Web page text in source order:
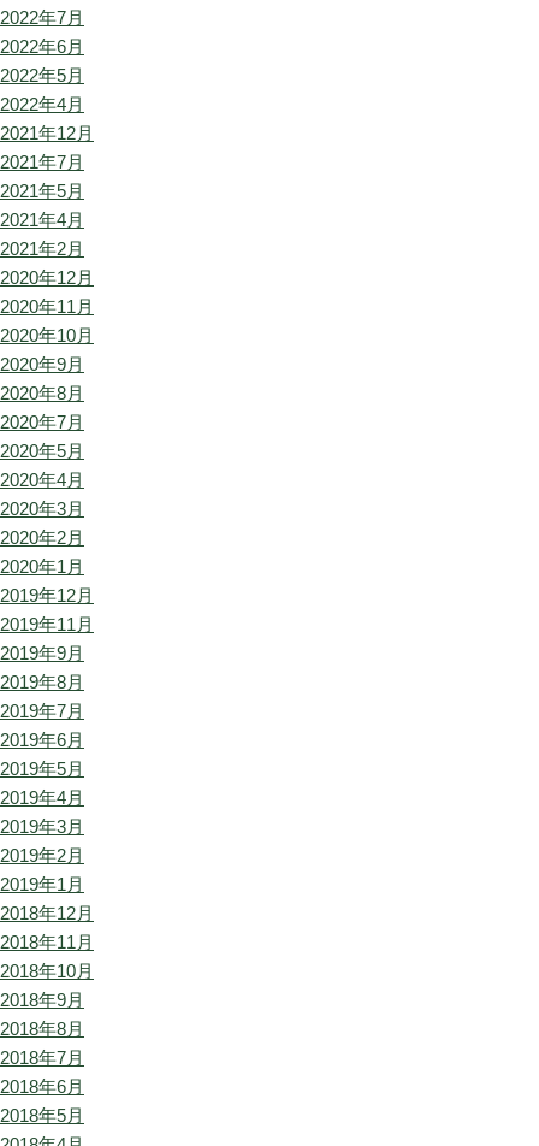
2022年7月
2022年6月
2022年5月
2022年4月
2021年12月
2021年7月
2021年5月
2021年4月
2021年2月
2020年12月
2020年11月
2020年10月
2020年9月
2020年8月
2020年7月
2020年5月
2020年4月
2020年3月
2020年2月
2020年1月
2019年12月
2019年11月
2019年9月
2019年8月
2019年7月
2019年6月
2019年5月
2019年4月
2019年3月
2019年2月
2019年1月
2018年12月
2018年11月
2018年10月
2018年9月
2018年8月
2018年7月
2018年6月
2018年5月